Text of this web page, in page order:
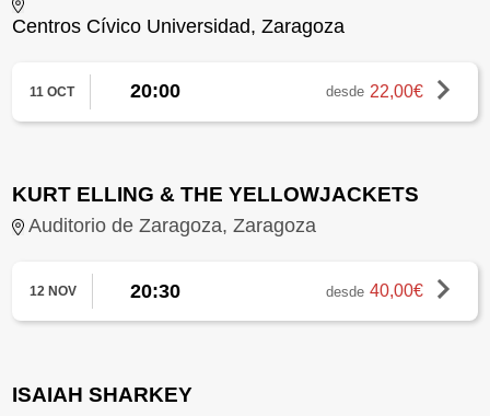
Centros Cívico Universidad, Zaragoza
11 OCT 20:00 desde 22,00€
KURT ELLING & THE YELLOWJACKETS
Auditorio de Zaragoza, Zaragoza
12 NOV 20:30 desde 40,00€
ISAIAH SHARKEY